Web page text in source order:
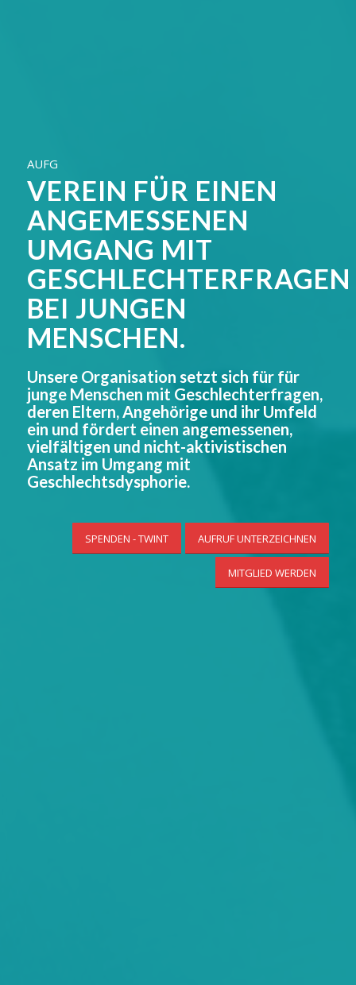
AUFG
VEREIN FÜR EINEN
ANGEMESSENEN
UMGANG MIT
GESCHLECHTERFRAGEN
BEI JUNGEN
MENSCHEN.
Unsere Organisation setzt sich für für
junge Menschen mit Geschlechterfragen,
deren Eltern, Angehörige und ihr Umfeld
ein und fördert einen angemessenen,
vielfältigen und nicht-aktivistischen
Ansatz im Umgang mit
Geschlechtsdysphorie.
SPENDEN - TWINT AUFRUF UNTERZEICHNEN
MITGLIED WERDEN